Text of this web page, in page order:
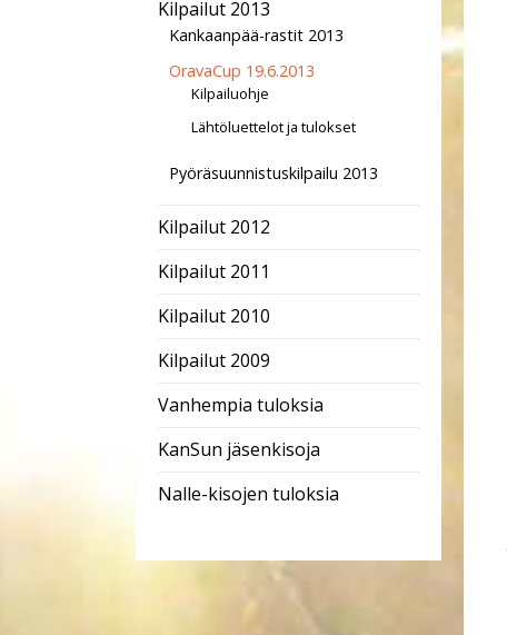
Kilpailut 2013
Kankaanpää-rastit 2013
OravaCup 19.6.2013
Kilpailuohje
Lähtöluettelot ja tulokset
Pyöräsuunnistuskilpailu 2013
Kilpailut 2012
Kilpailut 2011
Kilpailut 2010
Kilpailut 2009
Vanhempia tuloksia
KanSun jäsenkisoja
Nalle-kisojen tuloksia